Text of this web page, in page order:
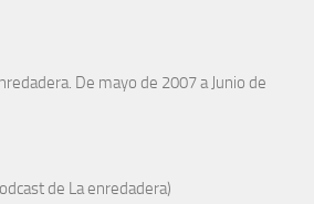
De mayo de 2007 a Junio de
de La enredadera)